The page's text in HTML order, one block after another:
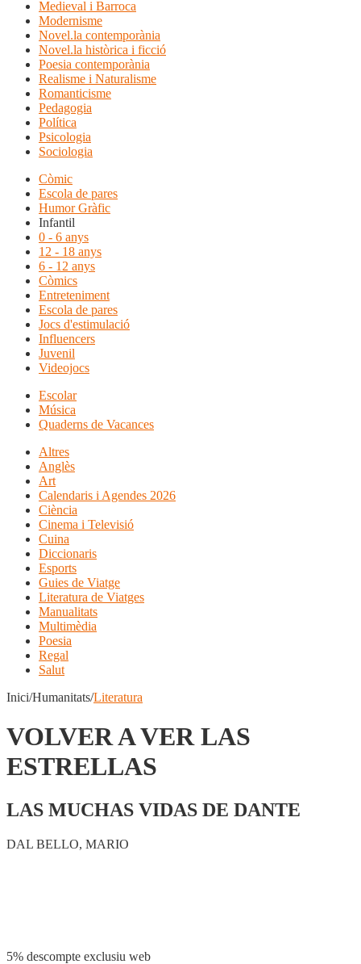
Medieval i Barroca
Modernisme
Novel.la contemporània
Novel.la històrica i ficció
Poesia contemporània
Realisme i Naturalisme
Romanticisme
Pedagogia
Política
Psicologia
Sociologia
Còmic
Escola de pares
Humor Gràfic
Infantil
0 - 6 anys
12 - 18 anys
6 - 12 anys
Còmics
Entreteniment
Escola de pares
Jocs d'estimulació
Influencers
Juvenil
Videojocs
Escolar
Música
Quaderns de Vacances
Altres
Anglès
Art
Calendaris i Agendes 2026
Ciència
Cinema i Televisió
Cuina
Diccionaris
Esports
Guies de Viatge
Literatura de Viatges
Manualitats
Multimèdia
Poesia
Regal
Salut
Inici/Humanitats/Literatura
VOLVER A VER LAS
ESTRELLAS
LAS MUCHAS VIDAS DE DANTE
DAL BELLO, MARIO
5% descompte exclusiu web